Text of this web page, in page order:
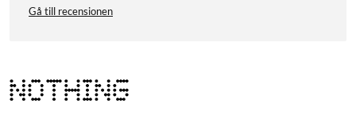
Gå till recensionen